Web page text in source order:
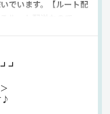
でいます。【ルート配
ルート配送なので、一
す。＜女性も多数活躍中
♪